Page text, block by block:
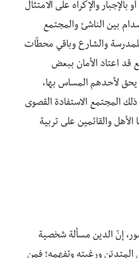
بالإجبار والإكراه على الامتثال
بين الناشئ والمجتمع
والشارع وباقي محطّات
قد اعتاد الأمان ببعض
يحق لأحدهم المساس بها،
المجتمع الاستفادة القصوى
الأهل والقائمين على تربية
إنّ الدين مسألة شخصية
ورغبته وتفهمه؛ فمن